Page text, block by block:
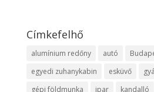
Címkefelhő
alumínium redőny autó
egyedi zuhanykabin
esküvő
gépi földmunka
ipar kandalló